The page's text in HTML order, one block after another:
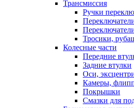
Трансмиссия
Ручки
Тросики,
Колесные части
Передние
Задние втулки
Оси,
Камеры,
Покрышки
Смазки для